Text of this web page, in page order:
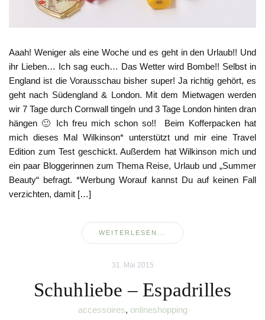
Aaah! Weniger als eine Woche und es geht in den Urlaub!! Und
ihr Lieben… Ich sag euch… Das Wetter wird Bombe!! Selbst in
England ist die Vorausschau bisher super! Ja richtig gehört, es
geht nach Südengland & London. Mit dem Mietwagen werden
wir 7 Tage durch Cornwall tingeln und 3 Tage London hinten dran
hängen 🙂 Ich freu mich schon so!! Beim Kofferpacken hat
mich dieses Mal Wilkinson* unterstützt und mir eine Travel
Edition zum Test geschickt. Außerdem hat Wilkinson mich und
ein paar Bloggerinnen zum Thema Reise, Urlaub und „Summer
Beauty“ befragt. *Werbung Worauf kannst Du auf keinen Fall
verzichten, damit […]
WEITERLESEN...
31. Mai 2015
Schuhliebe – Espadrilles
accessoires, onlineshopping